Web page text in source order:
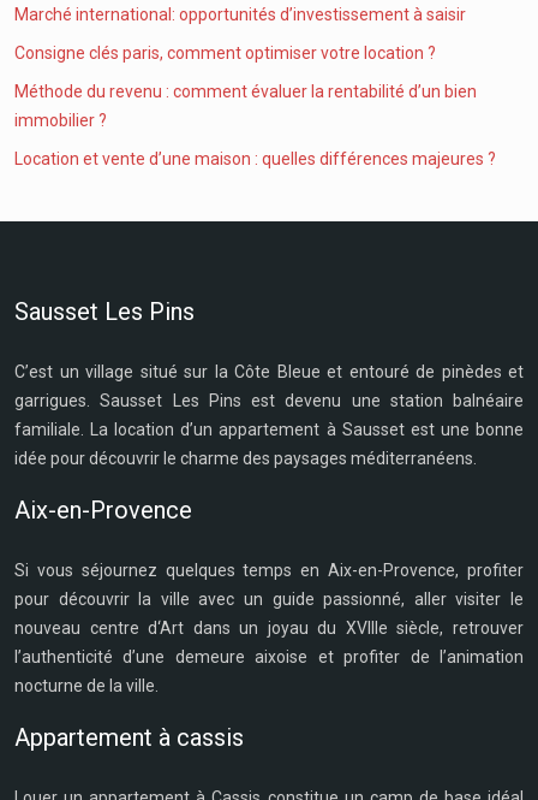
Marché international: opportunités d’investissement à saisir
Consigne clés paris, comment optimiser votre location ?
Méthode du revenu : comment évaluer la rentabilité d’un bien
immobilier ?
Location et vente d’une maison : quelles différences majeures ?
Sausset Les Pins
C’est un village situé sur la Côte Bleue et entouré de pinèdes et
garrigues. Sausset Les Pins est devenu une station balnéaire
familiale. La location d’un appartement à Sausset est une bonne
idée pour découvrir le charme des paysages méditerranéens.
Aix-en-Provence
Si vous séjournez quelques temps en Aix-en-Provence, profiter
pour découvrir la ville avec un guide passionné, aller visiter le
nouveau centre d‘Art dans un joyau du XVIIIe siècle, retrouver
l’authenticité d’une demeure aixoise et profiter de l’animation
nocturne de la ville.
Appartement à cassis